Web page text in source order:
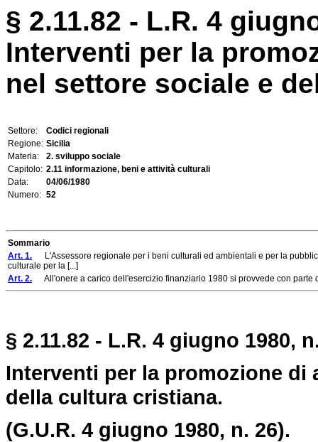
§ 2.11.82 - L.R. 4
Interventi per la
nel settore sociale e
Settore:
Codici regionali
Regione: Sicilia
Materia:
2. sviluppo sociale
Capitolo: 2.11 informazione, beni e attività culturali
Data:
04/06/1980
Numero: 52
Sommario
Art. 1. L'Assessore regionale per i beni culturali ed ambientali e per la
culturale per la [...]
Art. 2. All'onere a carico dell'esercizio finanziario 1980 si provvede con
§ 2.11.82 - L.R. 4 giugno 1980,
Interventi per la promozione
della cultura cristiana.
(G.U.R. 4 giugno 1980, n. 26).